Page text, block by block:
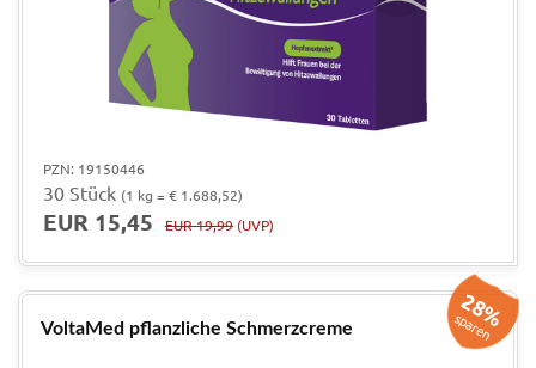
PZN: 19150446
30 Stück (1 kg = € 1.688,52)
EUR 15,45 EUR 19,99 (UVP)
VoltaMed pflanzliche Schmerzcreme 28%
sparen